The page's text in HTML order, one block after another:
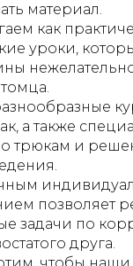
материал.
как
уроки,
а также
трюкам и
позволяет
задачи по
друга.